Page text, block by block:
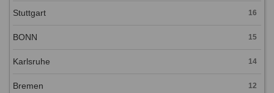
Stuttgart 16
BONN 15
Karlsruhe 14
Bremen 12